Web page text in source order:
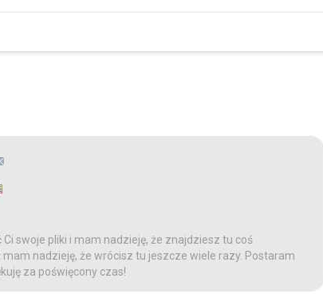
swoje pliki i mam nadzieję, że znajdziesz tu coś
nadzieję, że wrócisz tu jeszcze wiele razy. Postaram
za poświęcony czas!